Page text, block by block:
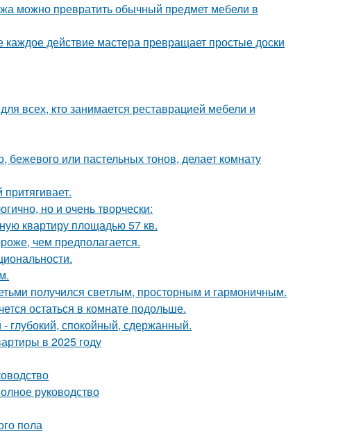
можно превратить обычный предмет мебели в
действие мастера превращает простые доски
всех, кто занимается реставрацией мебели и
бежевого или пастельных тонов, делает комнату
но и очень творчески:
квартиру площадью 57 кв.
чем предполагается.
получился светлым, просторным и гармоничным.
остаться в комнате подольше.
глубокий, спокойный, сдержанный.
в 2025 году
руководство
пола